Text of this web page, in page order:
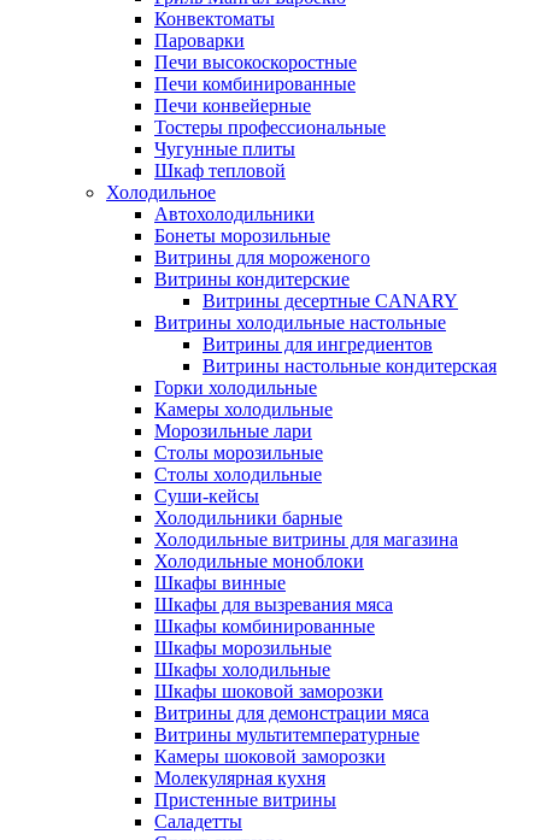
Конвектоматы
Пароварки
Печи высокоскоростные
Печи комбинированные
Печи конвейерные
Тостеры профессиональные
Чугунные плиты
Шкаф тепловой
Холодильное
Автохолодильники
Бонеты морозильные
Витрины для мороженого
Витрины кондитерские
Витрины десертные CANARY
Витрины холодильные настольные
Витрины для ингредиентов
Витрины настольные кондитерская
Горки холодильные
Камеры холодильные
Морозильные лари
Столы морозильные
Столы холодильные
Суши-кейсы
Холодильники барные
Холодильные витрины для магазина
Холодильные моноблоки
Шкафы винные
Шкафы для вызревания мяса
Шкафы комбинированные
Шкафы морозильные
Шкафы холодильные
Шкафы шоковой заморозки
Витрины для демонстрации мяса
Витрины мультитемпературные
Камеры шоковой заморозки
Молекулярная кухня
Пристенные витрины
Саладетты